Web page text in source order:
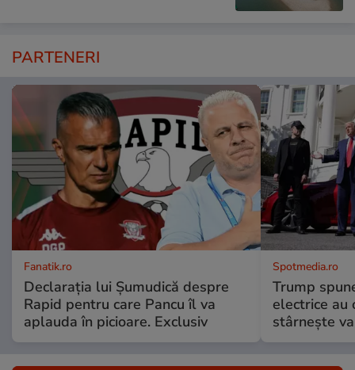
PARTENERI
Fanatik.ro
Declarația lui Șumudică despre
Rapid pentru care Pancu îl va
aplauda în picioare. Exclusiv
Spotmedia.ro
Trump
electrice au
stârnește